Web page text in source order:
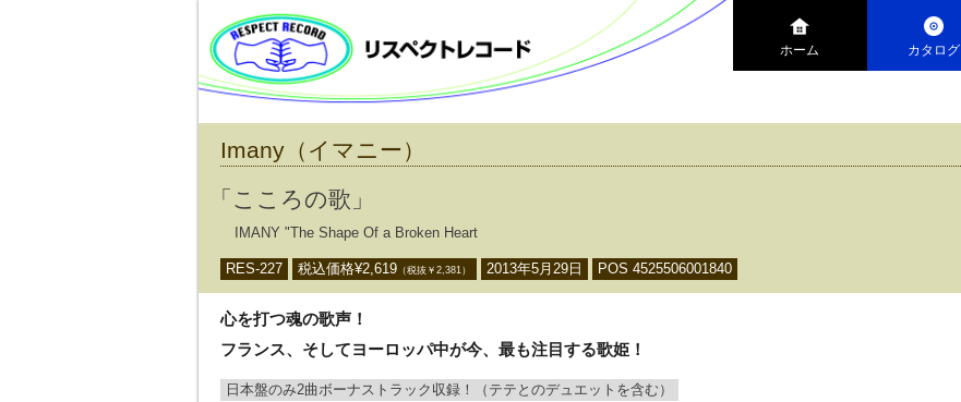
ホーム カタログ
Imany（イマニー）
「こころの歌」
IMANY "The Shape Of a Broken Heart
RES-227 税込価格¥2,619 （税抜￥ 2,381） 2013年5月29日 POS 4525506001840
心を打つ魂の歌声！
フランス、そしてヨーロッパ中が今、最も注目する歌姫！
日本盤のみ2曲ボーナストラック収録！（テテとのデュエットを含む）